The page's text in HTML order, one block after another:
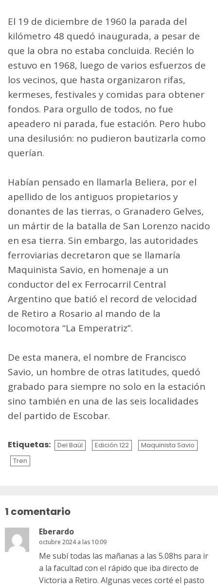
El 19 de diciembre de 1960 la parada del
kilómetro 48 quedó inaugurada, a pesar de
que la obra no estaba concluida. Recién lo
estuvo en 1968, luego de varios esfuerzos de
los vecinos, que hasta organizaron rifas,
kermeses, festivales y comidas para obtener
fondos. Para orgullo de todos, no fue
apeadero ni parada, fue estación. Pero hubo
una desilusión: no pudieron bautizarla como
querían.
Habían pensado en llamarla Beliera, por el
apellido de los antiguos propietarios y
donantes de las tierras, o Granadero Gelves,
un mártir de la batalla de San Lorenzo nacido
en esa tierra. Sin embargo, las autoridades
ferroviarias decretaron que se llamaría
Maquinista Savio, en homenaje a un
conductor del ex Ferrocarril Central
Argentino que batió el record de velocidad
de Retiro a Rosario al mando de la
locomotora “La Emperatriz”.
De esta manera, el nombre de Francisco
Savio, un hombre de otras latitudes, quedó
grabado para siempre no solo en la estación
sino también en una de las seis localidades
del partido de Escobar.
Etiquetas: Del Baúl Edición 122
Maquinista Savio
Tren
1 comentario
Eberardo
octubre 2024 a las 10:09
Me subí todas las mañanas a las 5.08hs para ir
a la facultad con el rápido que iba directo de
Victoria a Retiro. Algunas veces corté el pasto